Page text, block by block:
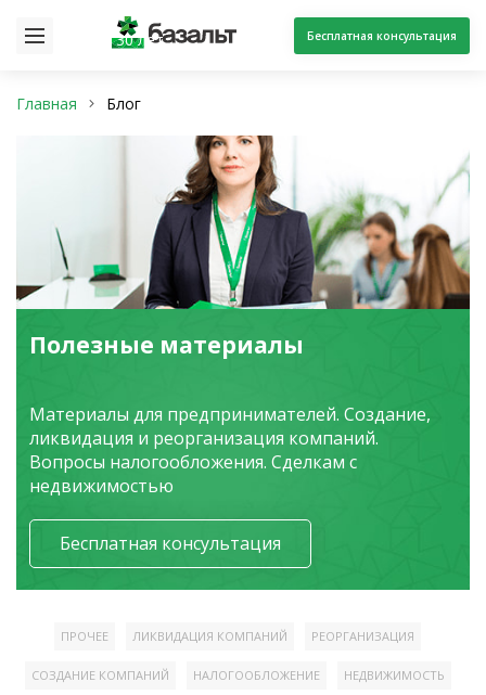
30 лет Бесплатная консультация
Главная Блог
Полезные материалы
Материалы для предпринимателей. Создание,
ликвидация и реорганизация компаний.
Вопросы налогообложения. Сделкам с
недвижимостью
Бесплатная консультация
ПРОЧЕЕ ЛИКВИДАЦИЯ КОМПАНИЙ РЕОРГАНИЗАЦИЯ
СОЗДАНИЕ КОМПАНИЙ НАЛОГООБЛОЖЕНИЕ НЕДВИЖИМОСТЬ